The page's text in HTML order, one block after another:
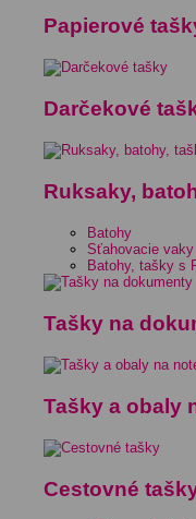
Papierové
Darčekové
Ruksaky,
Batohy
Sťahovacie vaky
Batohy, tašky s
Tašky na
Tašky a obaly
Cestovné